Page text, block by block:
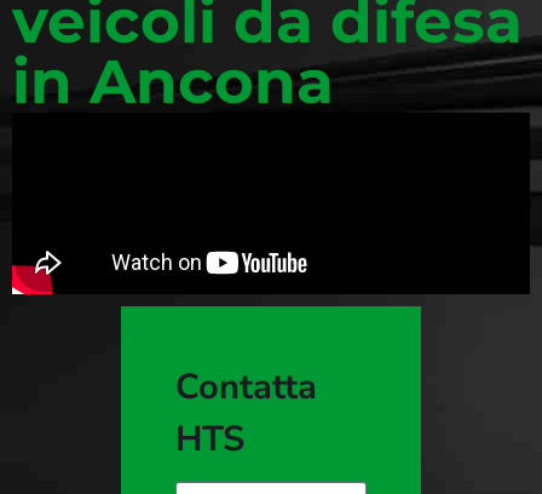
veicoli da difesa
in Ancona
Contatta
HTS